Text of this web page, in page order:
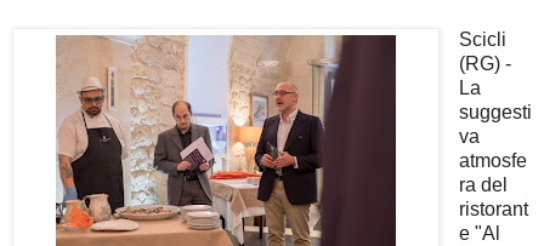
Scicli
(RG) -
La
suggesti
va
atmosfe
ra del
ristorant
e "Al